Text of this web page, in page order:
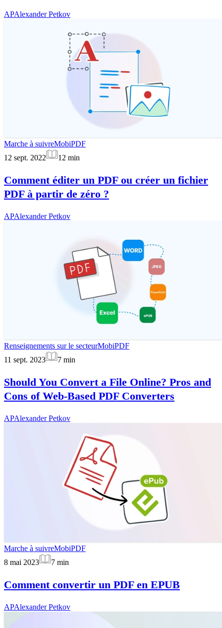
APAlexander Petkov
Marche à suivreMobiPDF
12 sept. 2022
12 min
Comment éditer un PDF ou créer un fichier
PDF à partir de zéro ?
APAlexander Petkov
Renseignements sur le secteurMobiPDF
11 sept. 2023
7 min
Should You Convert a File Online? Pros and
Cons of Web-Based PDF Converters
APAlexander Petkov
Marche à suivreMobiPDF
8 mai 2023
7 min
Comment convertir un PDF en EPUB
APAlexander Petkov